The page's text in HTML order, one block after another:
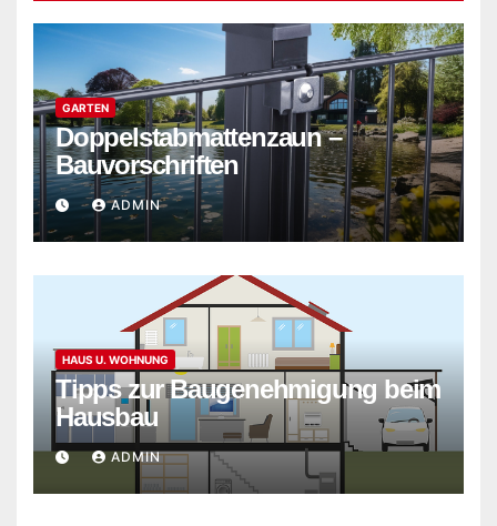
GARTEN
Doppelstabmattenzaun –
Bauvorschriften
ADMIN
HAUS U. WOHNUNG
Tipps zur Baugenehmigung beim
Hausbau
ADMIN